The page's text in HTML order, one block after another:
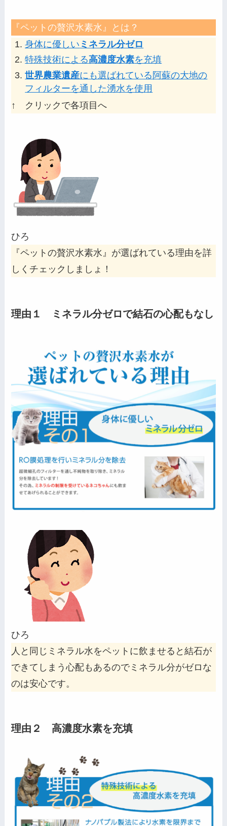
『ペットの贅沢水素水』とは？
身体に優しい ミネラル分ゼロ
特殊技術による高濃度水素を充填
世界農業遺産にも選ばれている阿蘇の大地の
フィルターを通した湧水を使用
↑ クリックで各項目へ
ひろ
『ペットの贅沢水素水』が選ばれている理由を詳
しくチェックしましょ！
理由１ ミネラル分ゼロで結石の心配もなし
ひろ
人と同じミネラル水をペットに飲ませると結石が
できてしまう心配もあるのでミネラル分がゼロな
のは安心です。
理由２ 高濃度水素を充填